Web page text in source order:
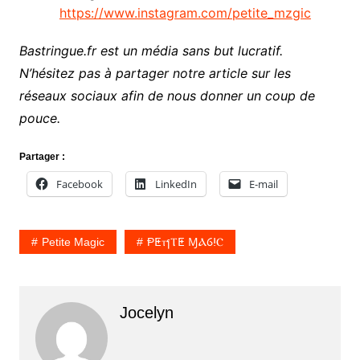
https://www.instagram.com/petite_mzgic
Bastringue.fr est un média sans but lucratif.
N’hésitez pas à partager notre article sur les
réseaux sociaux afin de nous donner un coup de
pouce.
Partager :
Facebook LinkedIn E-mail
Petite Magic ⱣⵟⲧⳕⲦⵟ ⱮⲀⳓⵑⲤ
Jocelyn